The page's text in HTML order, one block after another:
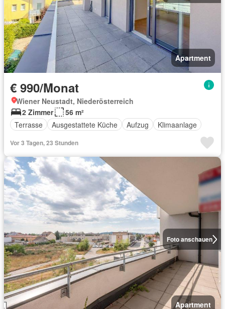
Apartment
€ 990/Monat
Wiener Neustadt, Niederösterreich
2 Zimmer
56 m²
Terrasse
Ausgestattete Küche Aufzug Klimaanlage
Vor 3 Tagen, 23 Stunden
Foto anschauen
Apartment